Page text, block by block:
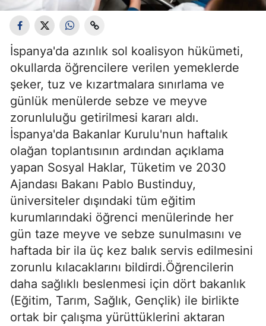
İspanya'da azınlık sol koalisyon hükümeti,
okullarda öğrencilere verilen yemeklerde
şeker, tuz ve kızartmalara sınırlama ve
günlük menülerde sebze ve meyve
zorunluluğu getirilmesi kararı aldı.
İspanya'da Bakanlar Kurulu'nun haftalık
olağan toplantısının ardından açıklama
yapan Sosyal Haklar, Tüketim ve 2030
Ajandası Bakanı Pablo Bustinduy,
üniversiteler dışındaki tüm eğitim
kurumlarındaki öğrenci menülerinde her
gün taze meyve ve sebze sunulmasını ve
haftada bir ila üç kez balık servis edilmesini
zorunlu kılacaklarını bildirdi.Öğrencilerin
daha sağlıklı beslenmesi için dört bakanlık
(Eğitim, Tarım, Sağlık, Gençlik) ile birlikte
ortak bir çalışma yürüttüklerini aktaran